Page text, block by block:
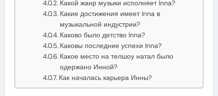
Какой жанр музыки исполняет Inna?
Какие достижения имеет Inna в
музыкальной индустрии?
Каково было детство Inna?
Каковы последние успехи Inna?
Какое место на телшоу натал было
одержано Инной?
Как началась карьера Инны?